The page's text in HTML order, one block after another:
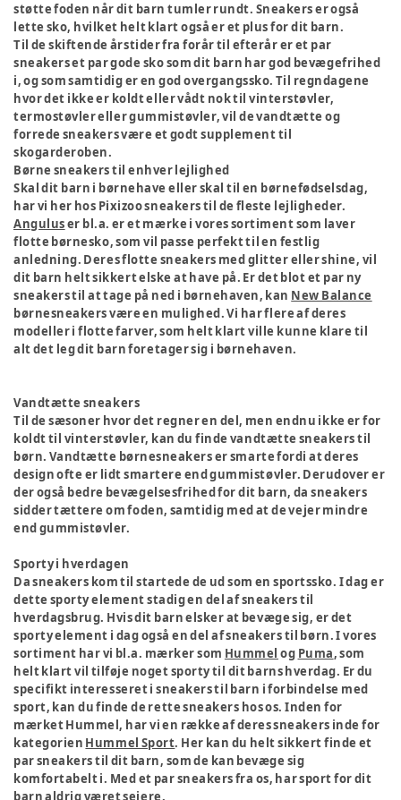
støtte foden når dit barn tumler rundt. Sneakers er også
lette sko, hvilket helt klart også er et plus for dit barn.
Til de skiftende årstider fra forår til efterår er et par
sneakers et par gode sko som dit barn har god bevægefrihed
i, og som samtidig er en god overgangssko. Til regndagene
hvor det ikke er koldt eller vådt nok til vinterstøvler,
termostøvler eller gummistøvler, vil de vandtætte og
forrede sneakers være et godt supplement til
skogarderoben.
Børne sneakers til enhver lejlighed
Skal dit barn i børnehave eller skal til en børnefødselsdag,
har vi her hos Pixizoo sneakers til de fleste lejligheder.
Anguluser bl.a. er et mærke i vores sortiment som laver
flotte børnesko, som vil passe perfekt til en festlig
anledning. Deres flotte sneakers med glitter eller shine, vil
dit barn helt sikkert elske at have på. Er det blot et par ny
sneakers til at tage på ned i børnehaven, kan New Balance
børnesneakers være en mulighed. Vi har flere af deres
modeller i flotte farver, som helt klart ville kunne klare til
alt det leg dit barn foretager sig i børnehaven.
Vandtætte sneakers
Til de sæsoner hvor det regner en del, men endnu ikke er for
koldt til vinterstøvler, kan du finde vandtætte sneakers til
børn. Vandtætte børnesneakers er smarte fordi at deres
design ofte er lidt smartere end gummistøvler. Derudover er
der også bedre bevægelsesfrihed for dit barn, da sneakers
sidder tættere om foden, samtidig med at de vejer mindre
end gummistøvler.
Sporty i hverdagen
Da sneakers kom til startede de ud som en sportssko. I dag er
dette sporty element stadig en del af sneakers til
hverdagsbrug. Hvis dit barn elsker at bevæge sig, er det
sporty element i dag også en del af sneakers til børn. I vores
sortiment har vi bl.a. mærker som Hummel og Puma, som
helt klart vil tilføje noget sporty til dit barns hverdag. Er du
specifikt interesseret i sneakers til barn i forbindelse med
sport, kan du finde de rette sneakers hos os. Inden for
mærket Hummel, har vi en række af deres sneakers inde for
kategorien Hummel Sport. Her kan du helt sikkert finde et
par sneakers til dit barn, som de kan bevæge sig
komfortabelt i. Med et par sneakers fra os, har sport for dit
barn aldrig været sejere.